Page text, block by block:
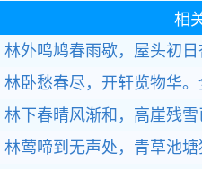
相
林外鸣鸠春雨歇，屋头初
林卧愁春尽，开轩览物华
林下春晴风渐和，高崖残
林莺啼到无声处，青草池